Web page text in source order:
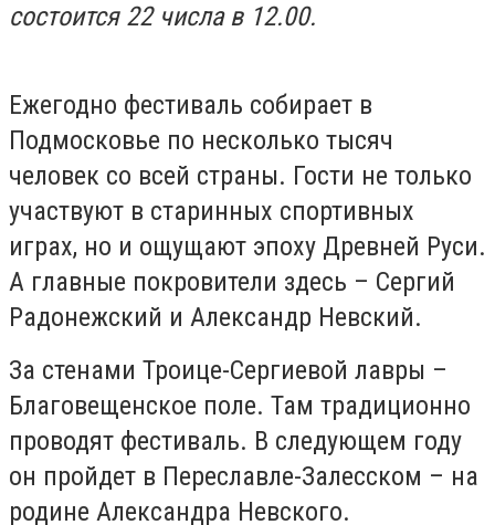
состоится 22 числа в 12.00.
Ежегодно фестиваль собирает в
Подмосковье по несколько тысяч
человек со всей страны. Гости не только
участвуют в старинных спортивных
играх, но и ощущают эпоху Древней Руси.
А главные покровители здесь – Сергий
Радонежский и Александр Невский.
За стенами Троице-Сергиевой лавры –
Благовещенское поле. Там традиционно
проводят фестиваль. В следующем году
он пройдет в Переславле-Залесском – на
родине Александра Невского.